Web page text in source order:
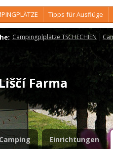
Tipps für Ausflüge
Campingplplätze TSCHECHIEN
Farma
Camping Einrichtungen